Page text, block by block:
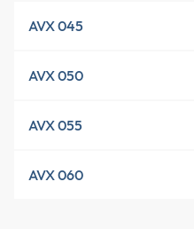
AVX 045
AVX 050
AVX 055
AVX 060